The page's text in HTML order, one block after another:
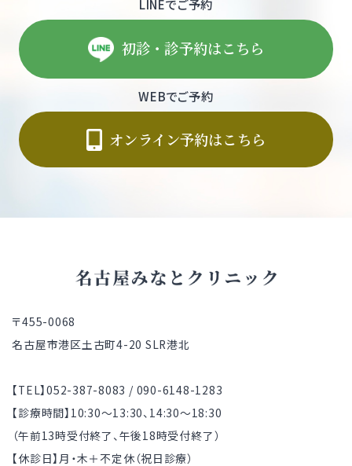
LINEでご予約
初診・診予約はこちら
WEBでご予約
オンライン予約はこちら
〒455-0068
名古屋市港区土古町4-20 SLR港北
【TEL】052-387-8083 / 090-6148-1283
【診療時間】10:30～13:30、14:30～18:30
（午前13時受付終了、午後18時受付終了）
【休診日】月・木＋不定休（祝日診療）